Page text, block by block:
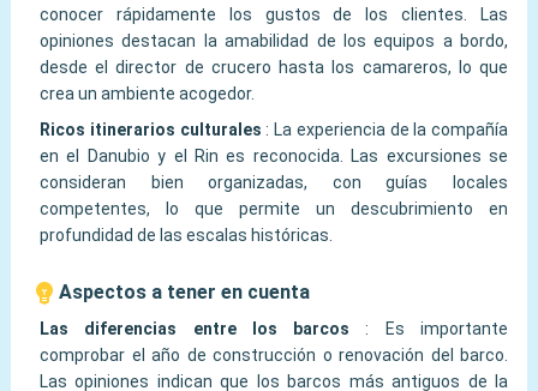
conocer rápidamente los gustos de los clientes. Las
opiniones destacan la amabilidad de los equipos a bordo,
desde el director de crucero hasta los camareros, lo que
crea un ambiente acogedor.
Ricos itinerarios culturales : La experiencia de la compañía
en el Danubio y el Rin es reconocida. Las excursiones se
consideran bien organizadas, con guías locales
competentes, lo que permite un descubrimiento en
profundidad de las escalas históricas.
Aspectos a tener en cuenta
Las diferencias entre los barcos :
Es importante
comprobar el año de construcción o renovación del barco.
Las opiniones indican que los barcos más antiguos de la